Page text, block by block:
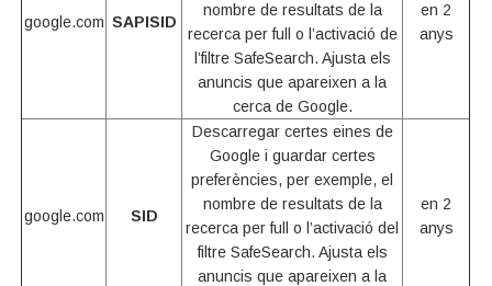
google.com SAPISID
nombre de resultats de la
recerca per full o l’activació de
l’filtre SafeSearch. Ajusta els
anuncis que apareixen a la
cerca de Google.
en 2
anys
google.com SID
Descarregar certes eines de
Google i guardar certes
preferències, per exemple, el
nombre de resultats de la
recerca per full o l’activació del
filtre SafeSearch. Ajusta els
anuncis que apareixen a la
en 2
anys